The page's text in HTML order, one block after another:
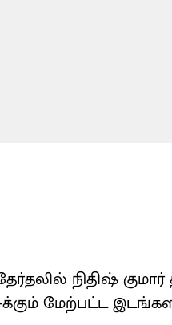
நிதிஷ்
மேற்பட்ட